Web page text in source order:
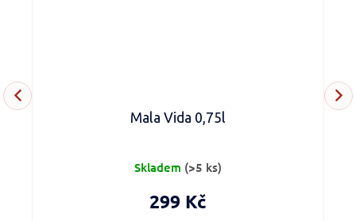
Mala Vida 0,75l
299 Kč
Skladem (>5 ks)